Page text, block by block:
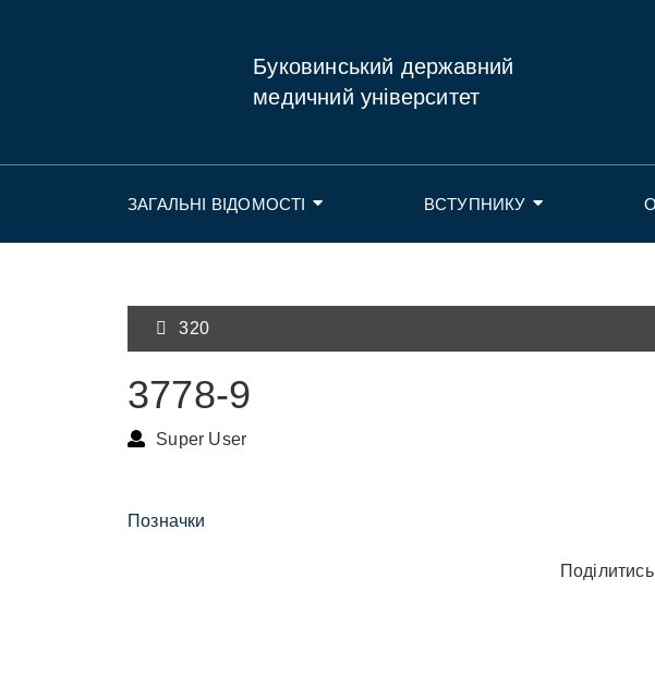
Буковинський державний
медичний університет
ЗАГАЛЬНІ ВІДОМОСТІ ВСТУПНИКУ
320
3778-9
Super User
Позначки